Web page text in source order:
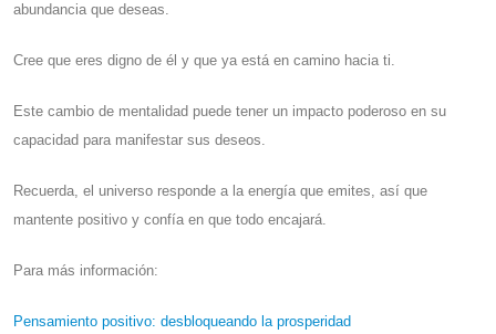
abundancia que deseas.
Cree que eres digno de él y que ya está en camino hacia ti.
Este cambio de mentalidad puede tener un impacto poderoso en su
capacidad para manifestar sus deseos.
Recuerda, el universo responde a la energía que emites, así que
mantente positivo y confía en que todo encajará.
Para más información:
Pensamiento positivo: desbloqueando la prosperidad